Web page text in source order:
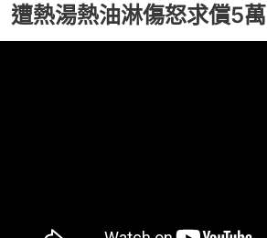
遭熱湯熱油淋傷怒求償5萬